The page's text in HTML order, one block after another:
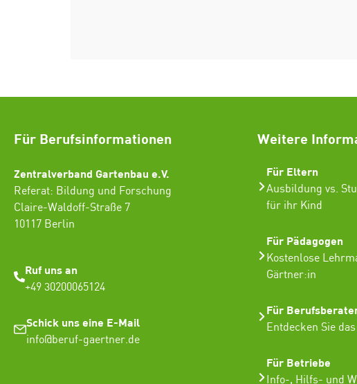
Für Berufsinformationen
Zentralverband Gartenbau e.V.
Referat: Bildung und Forschung
Claire-Waldoff-Straße 7
10117 Berlin
Ruf uns an
+49 30200065124
Schick uns eine E-Mail
info@beruf-gaertner.de
Weitere
Für Eltern
Ausbildung vs.
für ihr Kind
Für Pädagogen
Kostenlose
Gärtner:in
Für
Entdecken Sie
Für Betriebe
Info-, Hilfs- und